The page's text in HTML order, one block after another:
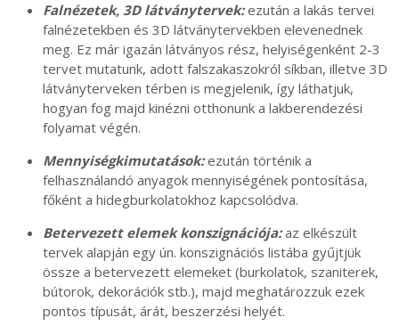
Falnézetek, 3D látványtervek:ezután a lakás tervei
falnézetekben és 3D látványtervekben elevenednek
meg. Ez már igazán látványos rész, helyiségenként 2-3
tervet mutatunk, adott falszakaszokról síkban, illetve 3D
látványterveken térben is megjelenik, így láthatjuk,
hogyan fog majd kinézni otthonunk a lakberendezési
folyamat végén.
Mennyiségkimutatások:ezután történik a
felhasználandó anyagok mennyiségének pontosítása,
főként a hidegburkolatokhoz kapcsolódva.
Betervezett elemek konszignációja:az elkészült
tervek alapján egy ún. konszignációs listába gyűjtjük
össze a betervezett elemeket (burkolatok, szaniterek,
bútorok, dekorációk stb.), majd meghatározzuk ezek
pontos típusát, árát, beszerzési helyét.